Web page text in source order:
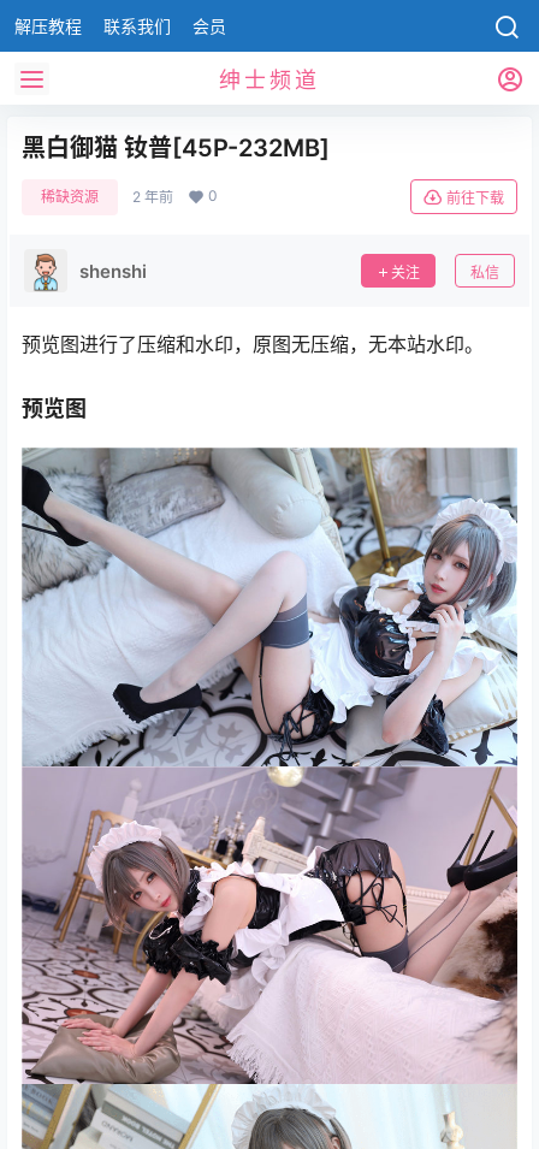
解压教程 联系我们 会员
绅士频道
黑白御猫 钕普[45P-232MB]
稀缺资源 2 年前 0 前往下载
shenshi 关注 私信
预览图进行了压缩和水印，原图无压缩，无本站水印。
预览图